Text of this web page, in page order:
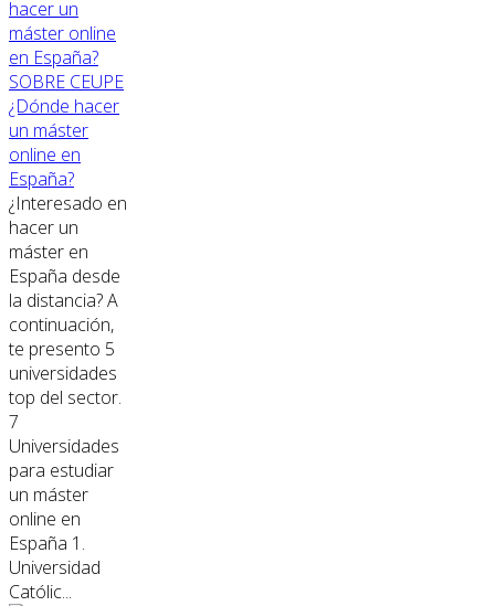
SOBRE CEUPE
¿Dónde hacer
un máster
online en
España?
¿Interesado en
hacer un
máster en
España desde
la distancia? A
continuación,
te presento 5
universidades
top del sector.
7
Universidades
para estudiar
un máster
online en
España 1.
Universidad
Católic...